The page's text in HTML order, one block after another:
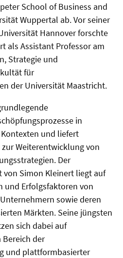
School of Business and
Wuppertal ab. Vor seiner
Hannover forschte
als Assistant Professor am
Strategie und
für
der Universität Maastricht.
in
und liefert
Weiterentwicklung von
Der
von Simon Kleinert liegt auf
und Erfolgsfaktoren von
sowie deren
Märkten. Seine jüngsten
sich dabei auf
der
und plattformbasierter